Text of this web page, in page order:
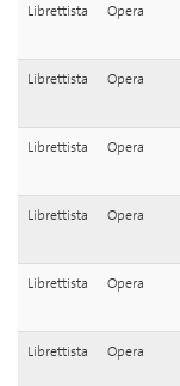
Librettista Opera
Librettista Opera
Librettista Opera
Librettista Opera
Librettista Opera
Librettista Opera